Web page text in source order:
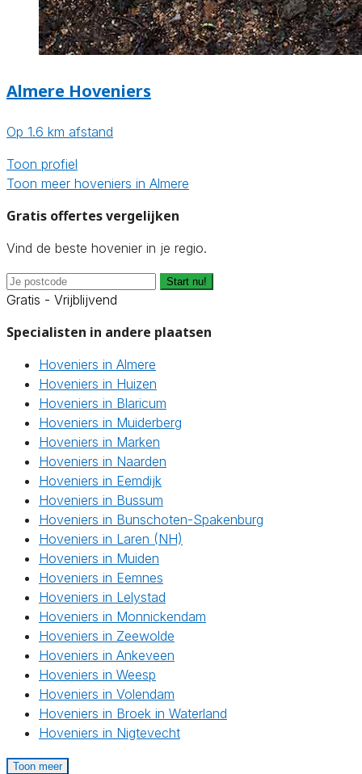
Almere Hoveniers
Op 1.6 km afstand
Toon profiel
Toon meer hoveniers in Almere
Gratis offertes vergelijken
Vind de beste hovenier in je regio.
Start nu!
Gratis - Vrijblijvend
Specialisten in andere plaatsen
Hoveniers in Almere
Hoveniers in Huizen
Hoveniers in Blaricum
Hoveniers in Muiderberg
Hoveniers in Marken
Hoveniers in Naarden
Hoveniers in Eemdijk
Hoveniers in Bussum
Hoveniers in Bunschoten-Spakenburg
Hoveniers in Laren (NH)
Hoveniers in Muiden
Hoveniers in Eemnes
Hoveniers in Lelystad
Hoveniers in Monnickendam
Hoveniers in Zeewolde
Hoveniers in Ankeveen
Hoveniers in Weesp
Hoveniers in Volendam
Hoveniers in Broek in Waterland
Hoveniers in Nigtevecht
Toon meer